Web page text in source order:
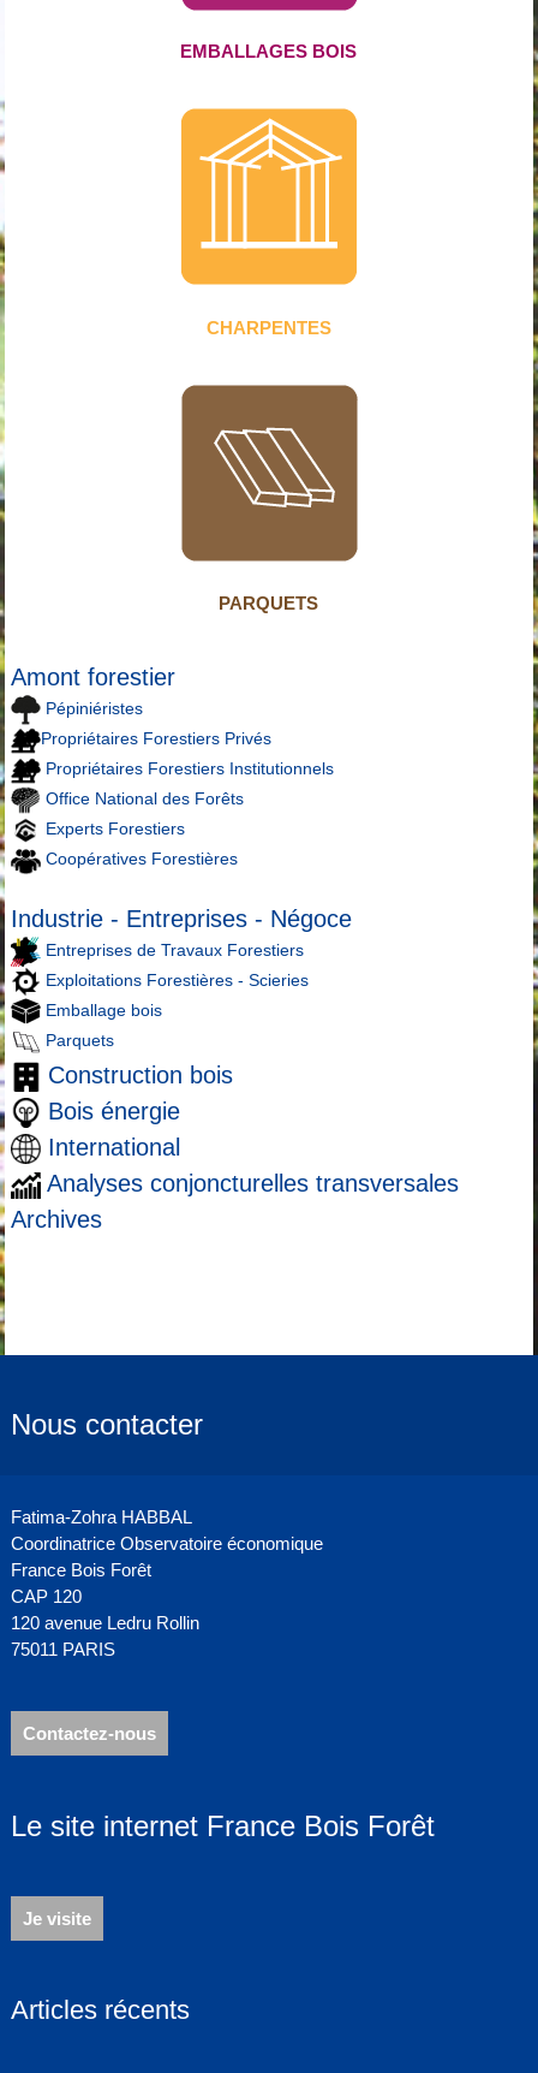
EMBALLAGES BOIS
CHARPENTES
PARQUETS
Amont forestier
Pépiniéristes
Propriétaires Forestiers Privés
Propriétaires Forestiers Institutionnels
Office National des Forêts
Experts Forestiers
Coopératives Forestières
Industrie - Entreprises - Négoce
Entreprises de Travaux Forestiers
Exploitations Forestières - Scieries
Emballage bois
Parquets
Construction bois
Bois énergie
International
Analyses conjoncturelles transversales
Archives
Nous contacter
Fatima-Zohra HABBAL
Coordinatrice Observatoire économique
France Bois Forêt
CAP 120
120 avenue Ledru Rollin
75011 PARIS
Contactez-nous
Le site internet France Bois Forêt
Je visite
Articles récents